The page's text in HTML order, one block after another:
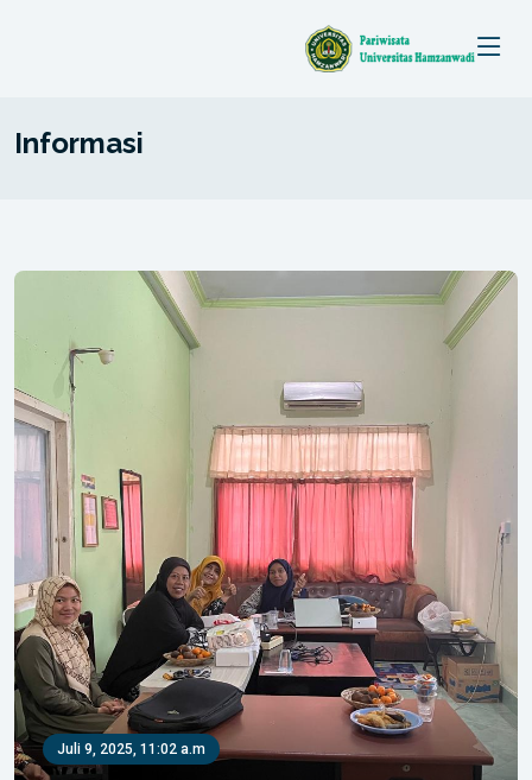
Informasi
Juli 9, 2025, 11:02 a.m